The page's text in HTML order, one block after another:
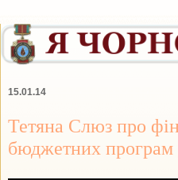
15.01.14
Тетяна Слюз про
бюджетних програм